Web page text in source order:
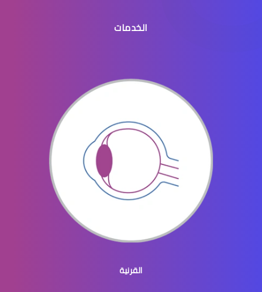
القرنية والقزحية
الخدمات
القرنية